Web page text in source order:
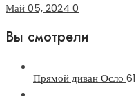
Май 05, 2024 0
Вы смотрели
Прямой диван Осло